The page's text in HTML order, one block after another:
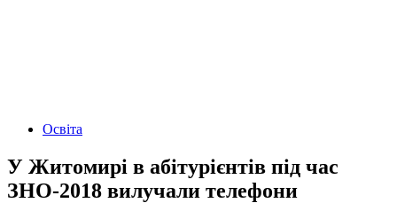
Освіта
У Житомирі в абітурієнтів під час
ЗНО-2018 вилучали телефони